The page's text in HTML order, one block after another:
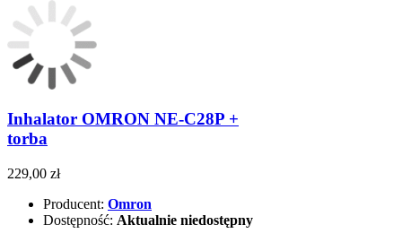
Inhalator OMRON NE-C28P +
torba
229,00 zł
Producent: Omron
Dostępność: Aktualnie niedostępny